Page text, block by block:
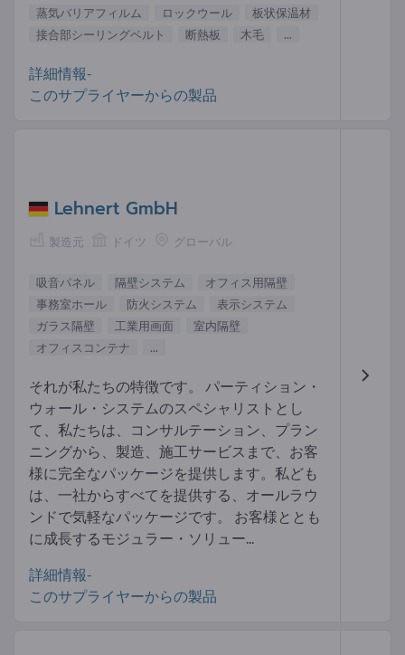
蒸気バリアフィルム
ロックウール
板状保温材
接合部シーリングベルト
断熱板 木毛 ...
詳細情報-
このサプライヤーからの製品
Lehnert GmbH
製造元 ドイツ グローバル
吸音パネル 隔壁システム
オフィス用隔壁
事務室ホール
防火システム
表示システム
ガラス隔壁
工業用画面
室内隔壁
オフィスコンテナ
...
それが私たちの特徴です。 パーティション・
ウォール・システムのスペシャリストとし
て、私たちは、コンサルテーション、プラン
ニングから、製造、施工サービスまで、お客
様に完全なパッケージを提供します。私ども
は、一社からすべてを提供する、オールラウ
ンドで気軽なパッケージです。 お客様ととも
に成長するモジュラー・ソリュー...
詳細情報-
このサプライヤーからの製品